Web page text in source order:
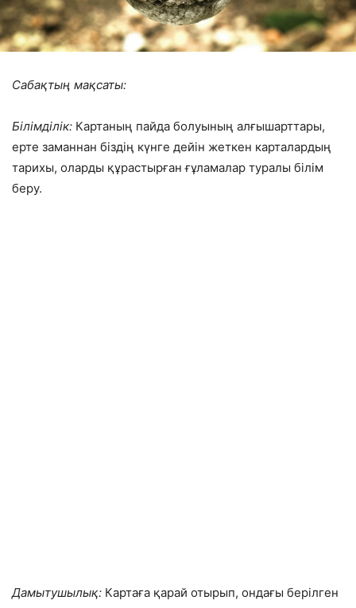
Сабақтың мақсаты:
Білімділік: Картаның пайда болуының алғышарттары,
ерте заманнан біздің күнге дейін жеткен карталардың
тарихы, оларды құрастырған ғұламалар туралы білім
беру.
Дамытушылық: Картаға қарай отырып, ондағы берілген